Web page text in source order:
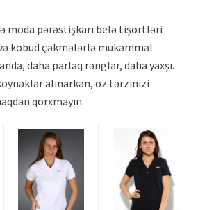
moda pərəstişkarı belə tişörtləri
kobud çəkmələrlə mükəmməl
daha parlaq rənglər, daha yaxşı.
alınarkən, öz tərzinizi
qorxmayın.